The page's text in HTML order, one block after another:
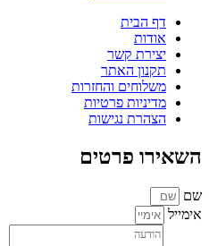
דף הבית
אודות
יצירת קשר
תקנון האתר
משלוחים והחזרות
מדיניות פרטיות
הצהרת נגישות
השאירו פרטים
שם
אימייל